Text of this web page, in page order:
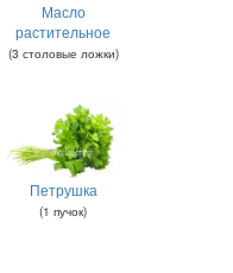
Масло
растительное
(3 столовые ложки)
Петрушка
(1 пучок)